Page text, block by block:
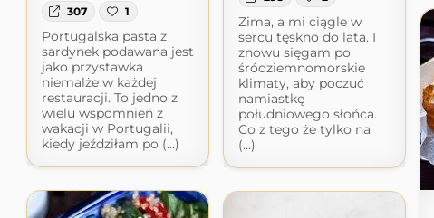
307 1
Portugalska pasta z
sardynek podawana jest
jako przystawka
niemalże w każdej
restauracji. To jedno z
wielu wspomnień z
wakacji w Portugalii,
kiedy jeździłam po (...)
Zima, a mi ciągle w
sercu tęskno do lata. I
znowu sięgam po
śródziemnomorskie
klimaty, aby poczuć
namiastkę
południowego słońca.
Co z tego że tylko na
(...)